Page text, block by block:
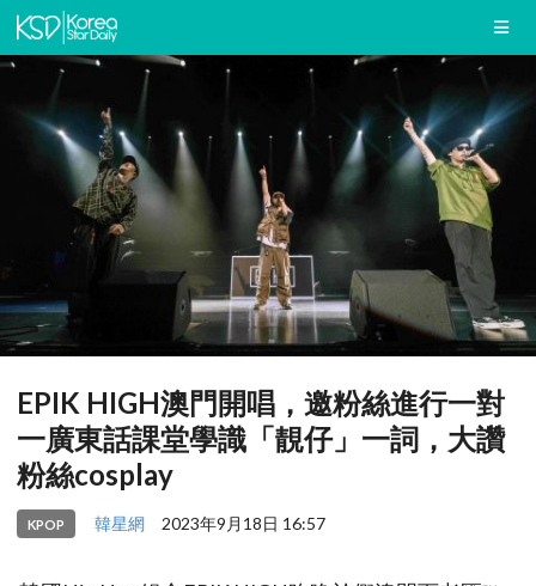
EPIK HIGH澳門開唱，邀粉絲進行一對
一廣東話課堂學識「靚仔」一詞，大讚
粉絲cosplay
KPOP 韓星網 2023年9月18日 16:57